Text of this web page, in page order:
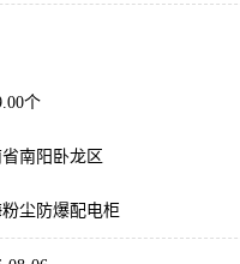
个
南阳卧龙区
粉尘防爆配电柜